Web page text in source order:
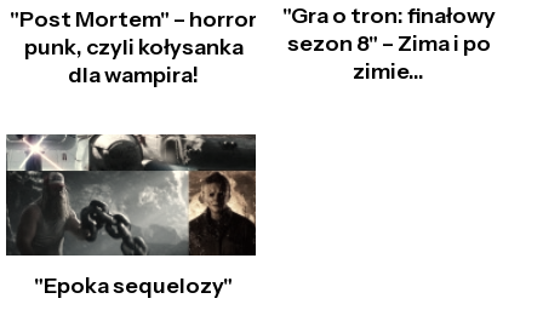
"Post Mortem" – horror
punk, czyli kołysanka
dla wampira!
"Gra o tron: finałowy
sezon 8" – Zima i po
zimie...
"Epoka sequelozy"